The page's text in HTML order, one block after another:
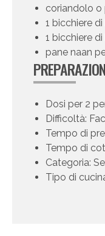
coriandolo
1 bicchiere
1 bicchiere
pane naan
Dosi per 2
Difficoltà:
Tempo di
Tempo di
Categoria:
Tipo di